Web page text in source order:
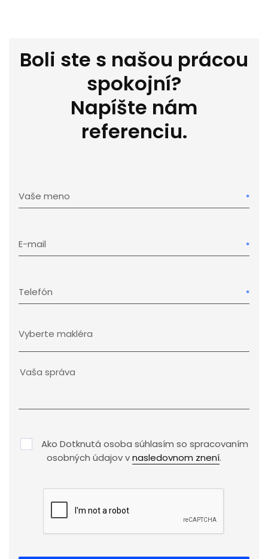
Boli ste s našou prácou
spokojní?
Napíšte nám
referenciu.
Vaše meno
E-mail
Telefón
Ako Dotknutá osoba súhlasím so spracovaním
osobných údajov vnasledovnom znení.